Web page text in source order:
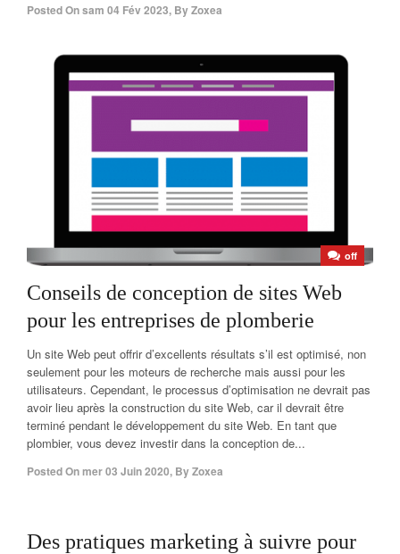
Posted Onsam 04 Fév 2023, ByZoxea
off
Conseils de conception de sites Web
pour les entreprises de plomberie
Un site Web peut offrir d’excellents résultats s’il est optimisé, non
seulement pour les moteurs de recherche mais aussi pour les
utilisateurs. Cependant, le processus d’optimisation ne devrait pas
avoir lieu après la construction du site Web, car il devrait être
terminé pendant le développement du site Web. En tant que
plombier, vous devez investir dans la conception de...
Posted Onmer 03 Juin 2020, ByZoxea
Des pratiques marketing à suivre pour